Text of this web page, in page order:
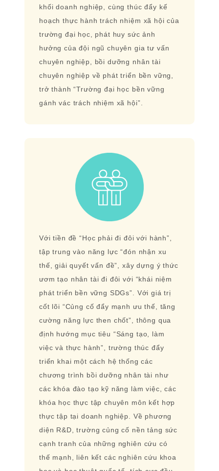
khối doanh nghiệp, cùng thúc đẩy kế
hoạch thực hành trách nhiệm xã hội của
trường đại học, phát huy sức ảnh
hưởng của đội ngũ chuyên gia tư vấn
chuyên nghiệp, bồi dưỡng nhân tài
chuyên nghiệp về phát triển bền vững,
trở thành “Trường đại học bền vững
gánh vác trách nhiệm xã hội”.
Với tiền đề “Học phải đi đôi với hành”,
tập trung vào năng lực “đón nhận xu
thế, giải quyết vấn đề”, xây dựng ý thức
ươm tạo nhân tài đi đôi với “khái niệm
phát triển bền vững SDGs”. Với giá trị
cốt lõi “Củng cố đẩy mạnh ưu thế, tăng
cường năng lực then chốt”, thông qua
định hướng mục tiêu “Sáng tạo, làm
việc và thực hành”, trường thúc đẩy
triển khai một cách hệ thống các
chương trình bồi dưỡng nhân tài như
các khóa đào tạo kỹ năng làm việc, các
khóa học thực tập chuyên môn kết hợp
thực tập tại doanh nghiệp. Về phương
diện R&D, trường củng cố nền tảng sức
cạnh tranh của những nghiên cứu có
thế mạnh, liên kết các nghiên cứu khoa